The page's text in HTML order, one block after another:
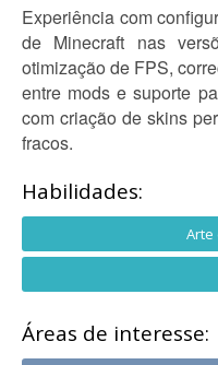
Experiência com
de Minecraft nas
otimização de FPS,
entre mods e suporte
com criação de skins
fracos.
Habilidades:
Arte
Áreas de interesse: